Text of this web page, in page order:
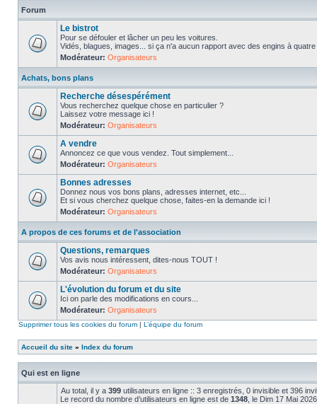
Forum
Le bistrot
Pour se défouler et lâcher un peu les voitures.
Vidés, blagues, images... si ça n'a aucun rapport avec des engins à
Modérateur: Organisateurs
Achats, bons plans
Recherche désespérément
Vous recherchez quelque chose en particulier ?
Laissez votre message ici !
Modérateur: Organisateurs
A vendre
Annoncez ce que vous vendez. Tout simplement...
Modérateur: Organisateurs
Bonnes adresses
Donnez nous vos bons plans, adresses internet, etc...
Et si vous cherchez quelque chose, faites-en la demande ici !
Modérateur: Organisateurs
A propos de ces forums et de l'association
Questions, remarques
Vos avis nous intéressent, dites-nous TOUT !
Modérateur: Organisateurs
L'évolution du forum et du site
Ici on parle des modifications en cours...
Modérateur: Organisateurs
Supprimer tous les cookies du forum | L’équipe du forum
Accueil du site » Index du forum
Qui est en ligne
Au total, il y a 399 utilisateurs en ligne :: 3 enregistrés, 0 invisible et 396
Le record du nombre d’utilisateurs en ligne est de 1348 , le Dim 17 Mai